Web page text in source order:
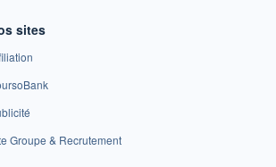
sites
Groupe & Recrutement